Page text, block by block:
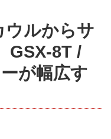
ウルからサ
GSX-8T /
が幅広す